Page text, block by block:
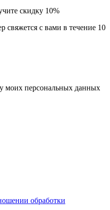
скидку 10%
свяжется с вами в течение 10
моих персональных данных
обработки